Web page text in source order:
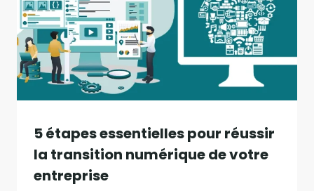
5 étapes essentielles pour réussir
la transition numérique de votre
entreprise